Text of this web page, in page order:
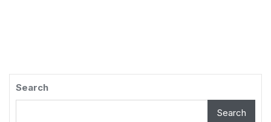
Search
Search